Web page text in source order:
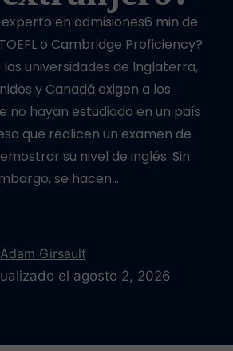
en admisiones6 min de
o Cambridge Proficiency?
universidades de Inglaterra,
y Canadá exigen a los
no hayan estudiado en un país
que realicen un examen de
su nivel de inglés. Sin
se hacen…
Adam Girsault
el agosto 2, 2026